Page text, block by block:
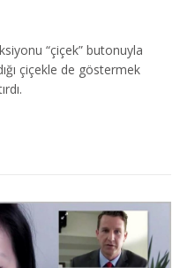
“çiçek” butonuyla
çiçekle de göstermek